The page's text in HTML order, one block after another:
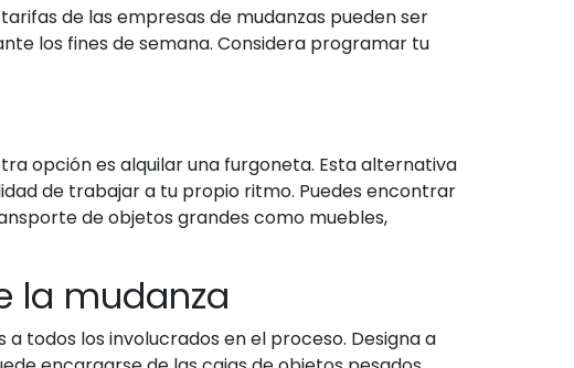
de las empresas de mudanzas pueden ser
los fines de semana. Considera programar tu
opción es alquilar una furgoneta. Esta alternativa
de trabajar a tu propio ritmo. Puedes encontrar
de objetos grandes como muebles,
la mudanza
todos los involucrados en el proceso. Designa a